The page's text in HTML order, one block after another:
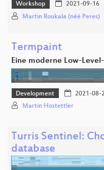
Workshop 2021-09-16
Martin Roukala (néé Peres)
Termpaint
Eine moderne Low-
Development 2021-08-
Martin Hostettler
Turris Sentinel:
database